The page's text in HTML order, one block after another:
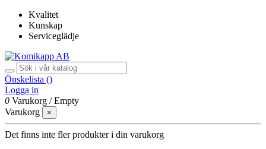
Kvalitet
Kunskap
Serviceglädje
Önskelista ()
Logga in
0 Varukorg /Empty
Varukorg
×
Det finns inte fler produkter i din varukorg